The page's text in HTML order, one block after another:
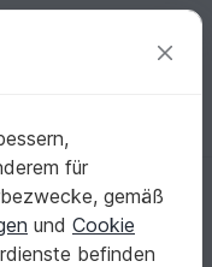
Kostenlos registrieren
passendem Zuhause -
mit
:-)
für
gemäß
und Cookie
befinden